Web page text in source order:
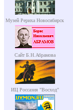
Музей Рериха Новосибирск
Сайт Б.Н.Абрамова
ИЦ Россазия "Восход"